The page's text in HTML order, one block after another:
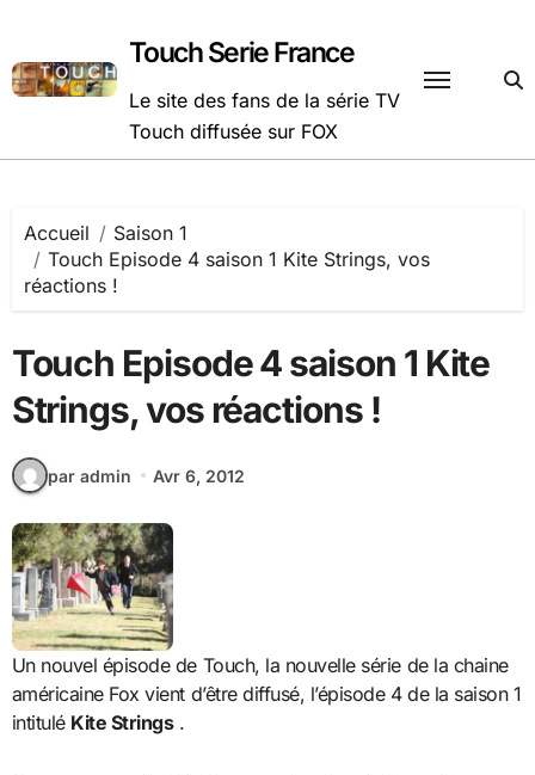
contenu
Touch Serie France
Le site des fans de la série TV
Touch diffusée sur FOX
Accueil
Saison 1
Touch Episode 4 saison 1 Kite Strings, vos
réactions !
Touch Episode 4 saison 1 Kite
Strings, vos réactions !
par admin Avr 6, 2012
Un nouvel épisode de Touch, la nouvelle série de la chaine
américaine Fox vient d’être diffusé, l’épisode 4 de la saison 1
intitulé Kite Strings.